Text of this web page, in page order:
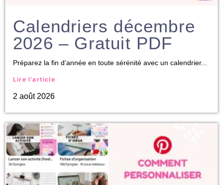
Calendriers décembre
2026 – Gratuit PDF
Préparez la fin d’année en toute sérénité avec un calendrier...
Lire l'article
2 août 2026